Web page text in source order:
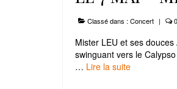
Classé dans : Concert | 0
Mister LEU et ses
swinguant vers le
… Lire la suite­­